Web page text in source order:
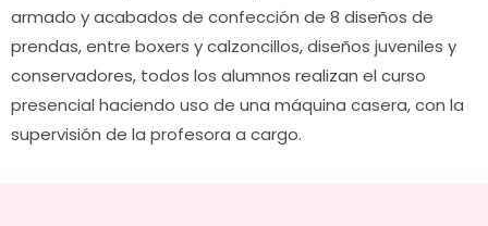
armado y acabados de confección de 8 diseños de
prendas, entre boxers y calzoncillos, diseños juveniles y
conservadores, todos los alumnos realizan el curso
presencial haciendo uso de una máquina casera, con la
supervisión de la profesora a cargo.